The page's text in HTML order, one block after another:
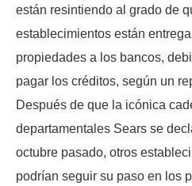
están resintiendo al grado de
establecimientos están
propiedades a los bancos,
pagar los créditos, según un
Después de que la icónica
departamentales Sears se
octubre pasado, otros
podrían seguir su paso en los